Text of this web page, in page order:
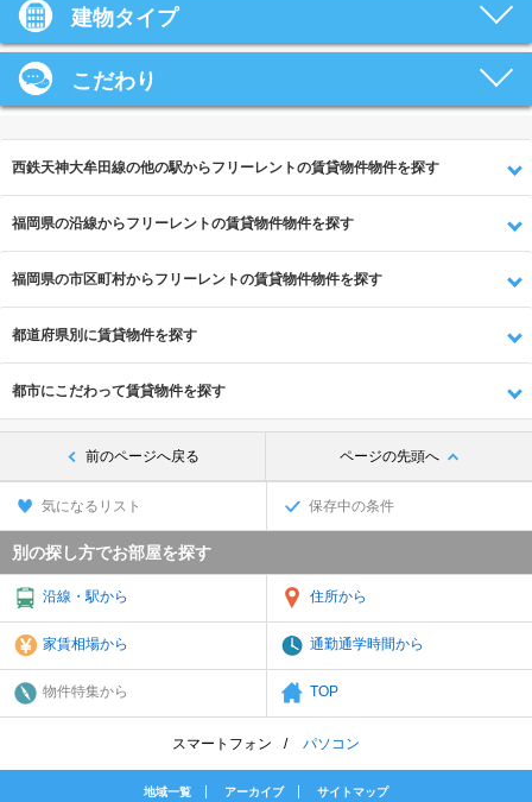
建物タイプ
こだわり
西鉄天神大牟田線の他の駅からフリーレントの賃貸物件物件を探す
福岡県の沿線からフリーレントの賃貸物件物件を探す
福岡県の市区町村からフリーレントの賃貸物件物件を探す
都道府県別に賃貸物件を探す
都市にこだわって賃貸物件を探す
前のページへ戻る ページの先頭へ
気になるリスト 保存中の条件
別の探し方でお部屋を探す
沿線・駅から 住所から
家賃相場から 通勤通学時間から
物件特集から TOP
スマートフォン パソコン
地域一覧 アーカイブ サイトマップ